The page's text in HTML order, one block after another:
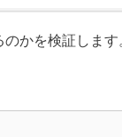
かを検証します